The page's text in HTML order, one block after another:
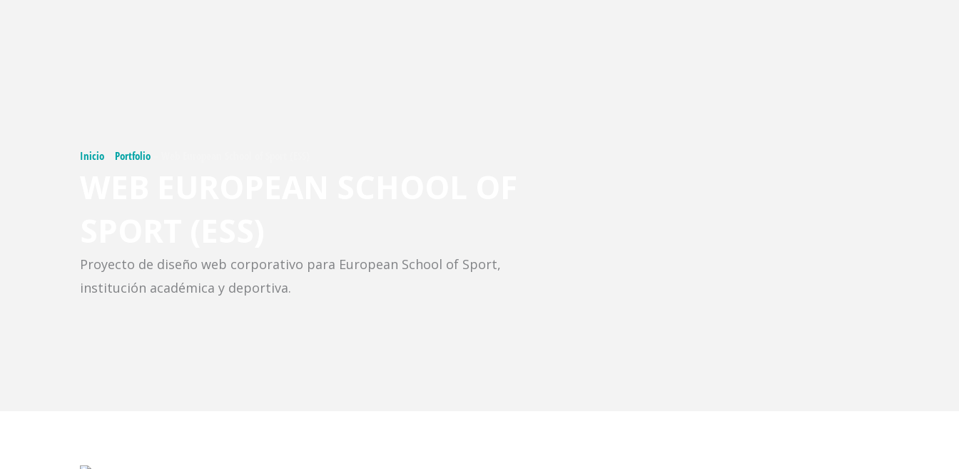
Inicio Portfolio
Proyecto de diseño web corporativo para European School of Sport,
institución académica y deportiva.